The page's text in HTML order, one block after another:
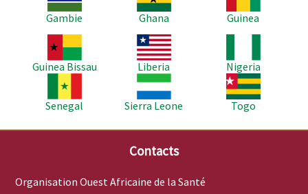
Gambie
Ghana
Guinea
Image
Guinea Bissau
Image
Liberia
Nigeria
Senegal
Image
Sierra Leone
Image
Togo
Contacts
Organisation Ouest Africaine de la Santé